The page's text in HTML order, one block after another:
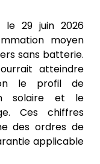
le 29 juin 2026
moyen
sans batterie.
atteindre
le profil de
solaire et le
Ces chiffres
des ordres de
applicable